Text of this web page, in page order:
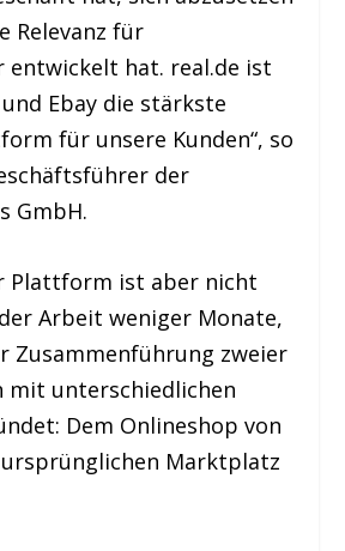
Relevanz für
entwickelt hat. real.de ist
Ebay die stärkste
für unsere Kunden“, so
der
GmbH.
Plattform ist aber nicht
Arbeit weniger Monate,
Zusammenführung zweier
mit unterschiedlichen
Dem Onlineshop von
Marktplatz